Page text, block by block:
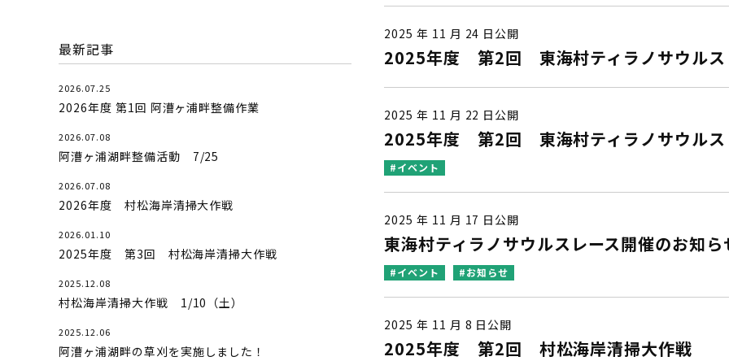
最新記事
2026.07.25
2026年度 第1回 阿漕ヶ浦畔整備作業
2026.07.08
阿漕ヶ浦湖畔整備活動 7/25
2026.07.08
2026年度 村松海岸清掃大作戦
2026.01.10
2025年度 第3回 村松海岸清掃大作戦
2025.12.08
村松海岸清掃大作戦 1/10（土）
2025.12.06
阿漕ヶ浦湖畔の草刈を実施しました！
2025 年 11 月 24 日公開
2025年度 第2回 東海村ティラノサウルス
2025 年 11 月 22 日公開
2025年度 第2回 東海村ティラノサウルス
#イベント
2025 年 11 月 17 日公開
東海村ティラノサウルスレース開催のお知ら
#イベント #お知らせ
2025 年 11 月 8 日公開
2025年度 第2回 村松海岸清掃大作戦